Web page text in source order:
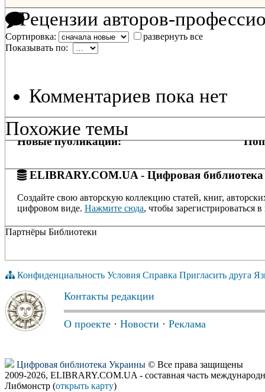
Рецензии авторов-
Сортировка:
развернуть все
Показывать по:
Комментариев пока нет
Похожие темы
Новые публикации:
ELIBRARY.COM.UA - Цифровая библиотека
Создайте свою авторскую коллекцию статей, книг,
цифровом виде. Нажмите сюда, чтобы зарегистрироваться в
Партнёры Библиотеки
Конфиденциальность Условия Справка Пригласить друга
Контакты редакции
О проекте · Новости · Реклама
Цифровая библиотека Украины © Все права защищены
2009-2026, ELIBRARY.COM.UA - составная часть
Либмонстр (открыть карту)